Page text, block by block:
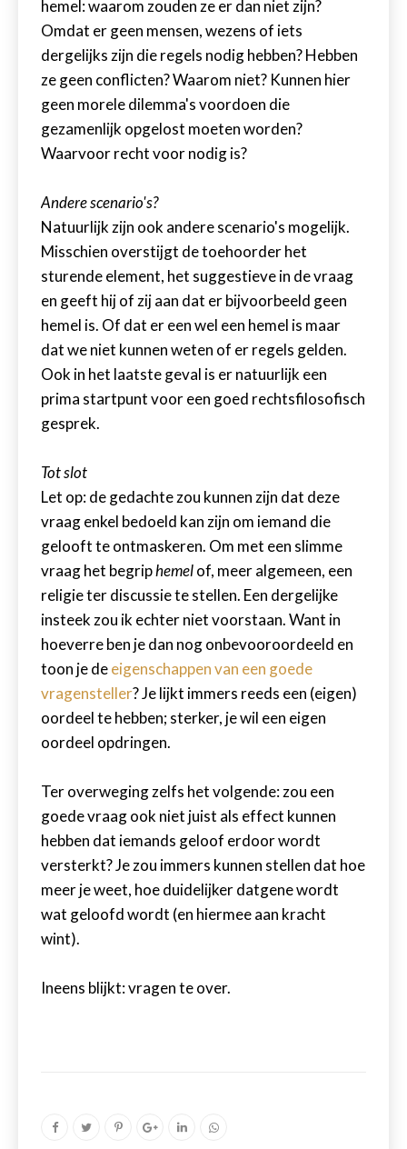
hemel: waarom zouden ze er dan niet zijn?
Omdat er geen mensen, wezens of iets
dergelijks zijn die regels nodig hebben? Hebben
ze geen conflicten? Waarom niet? Kunnen hier
geen morele dilemma's voordoen die
gezamenlijk opgelost moeten worden?
Waarvoor recht voor nodig is?
Andere scenario's?
Natuurlijk zijn ook andere scenario's mogelijk.
Misschien overstijgt de toehoorder het
sturende element, het suggestieve in de vraag
en geeft hij of zij aan dat er bijvoorbeeld geen
hemel is. Of dat er een wel een hemel is maar
dat we niet kunnen weten of er regels gelden.
Ook in het laatste geval is er natuurlijk een
prima startpunt voor een goed rechtsfilosofisch
gesprek.
Tot slot
Let op: de gedachte zou kunnen zijn dat deze
vraag enkel bedoeld kan zijn om iemand die
gelooft te ontmaskeren. Om met een slimme
vraag het begriphemelof, meer algemeen, een
religie ter discussie te stellen. Een dergelijke
insteek zou ik echter niet voorstaan. Want in
hoeverre ben je dan nog onbevooroordeeld en
toon je deeigenschappen van een goede
vragensteller? Je lijkt immers reeds een (eigen)
oordeel te hebben; sterker, je wil een eigen
oordeel opdringen.
Ter overweging zelfs het volgende: zou een
goede vraag ook niet juist als effect kunnen
hebben dat iemands geloof erdoor wordt
versterkt? Je zou immers kunnen stellen dat hoe
meer je weet, hoe duidelijker datgene wordt
wat geloofd wordt (en hiermee aan kracht
wint).
Ineens blijkt: vragen te over.